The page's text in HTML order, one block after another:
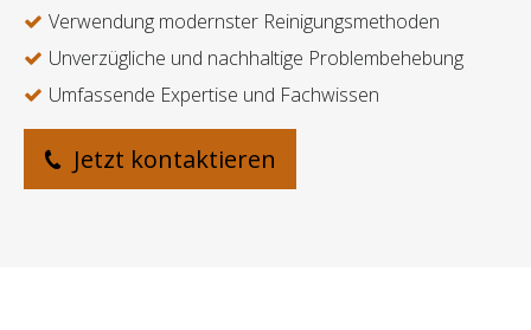
Verwendung modernster Reinigungsmethoden
Unverzügliche und nachhaltige Problembehebung
Umfassende Expertise und Fachwissen
Jetzt kontaktieren